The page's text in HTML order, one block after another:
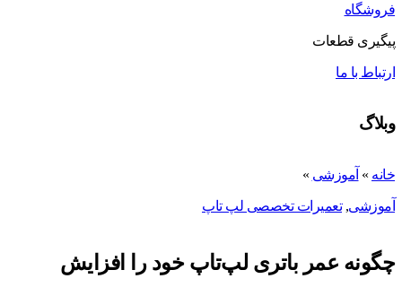
فروشگاه
پیگیری قطعات
ارتباط با ما
وبلاگ
خانه » آموزشی »
آموزشی,تعمیرات تخصصی لپ تاپ
چگونه عمر باتری لپ‌تاپ خود را افزایش